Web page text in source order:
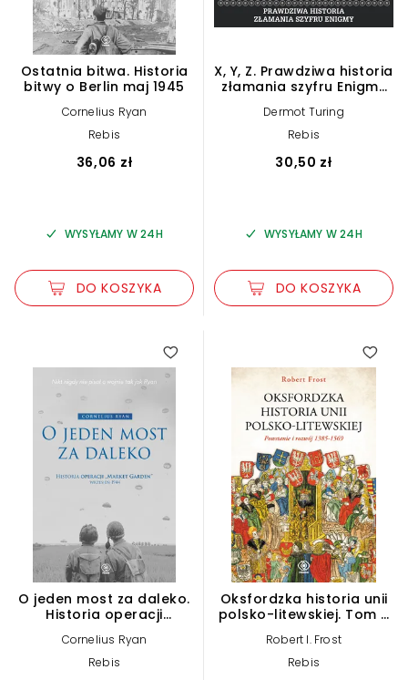
Ostatnia bitwa. Historia
bitwy o Berlin maj 1945
Cornelius Ryan
Rebis
36,06 zł
WYSYŁAMY W 24H
DO KOSZYKA
X, Y, Z. Prawdziwa historia
złamania szyfru Enigmy
Dermot Turing
Rebis
30,50 zł
WYSYŁAMY W 24H
DO KOSZYKA
O jeden most za daleko.
Historia operacji
wrzesień 1944
Cornelius Ryan
Rebis
Oksfordzka historia unii
polsko-litewskiej. Tom 1.
1569
Robert I. Frost
Rebis